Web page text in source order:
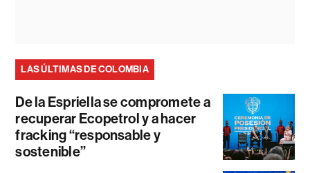
LAS ÚLTIMAS DE COLOMBIA
De la Espriella se compromete a
recuperar Ecopetrol y a hacer
fracking “responsable y
sostenible”